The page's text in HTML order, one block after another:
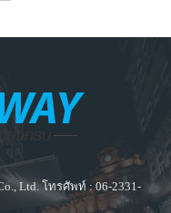
Ltd. โทรศัพท์ : 06-2331-